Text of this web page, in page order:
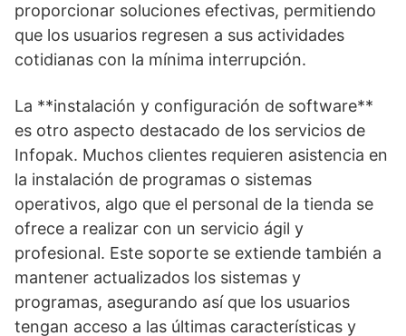
proporcionar soluciones efectivas, permitiendo
que los usuarios regresen a sus actividades
cotidianas con la mínima interrupción.
La **instalación y configuración de software**
es otro aspecto destacado de los servicios de
Infopak. Muchos clientes requieren asistencia en
la instalación de programas o sistemas
operativos, algo que el personal de la tienda se
ofrece a realizar con un servicio ágil y
profesional. Este soporte se extiende también a
mantener actualizados los sistemas y
programas, asegurando así que los usuarios
tengan acceso a las últimas características y